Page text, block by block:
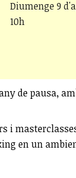
Diumenge 9
10h
de pausa,
i
en un